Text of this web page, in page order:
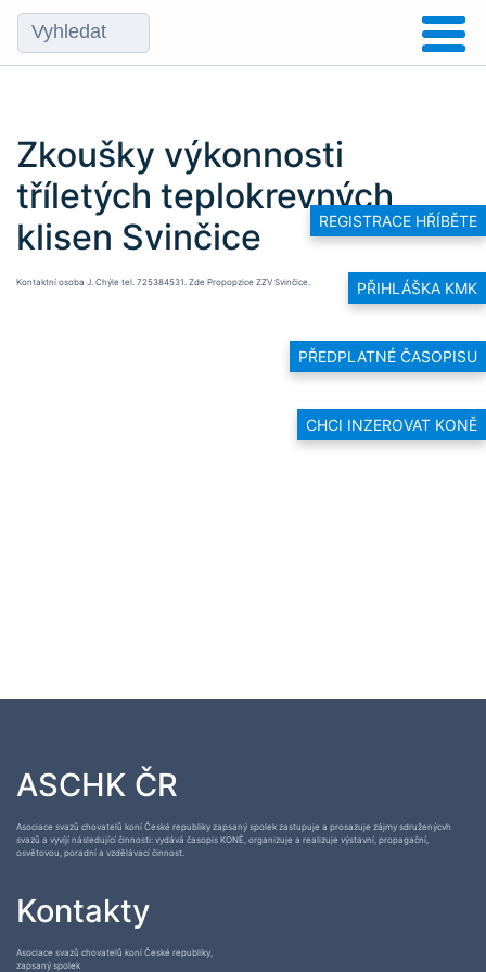
REGISTRACE HŘÍBĚTE
PŘIHLÁŠKA KMK
PŘEDPLATNÉ ČASOPISU
CHCI INZEROVAT KONĚ
Zkoušky výkonnosti
tříletých teplokrevných
klisen Svinčice
Kontaktní osoba J. Chýle tel. 725384531. Zde Propopzice ZZV Svinčice.
ASCHK ČR
Asociace svazů chovatelů koní České republiky zapsaný spolek zastupuje a prosazuje zájmy sdruženýcvh
svazů a vyvíjí následující činnosti: vydává časopis KONĚ, organizuje a realizuje výstavní, propagační,
osvětovou, poradní a vzdělávací činnost.
Kontakty
Asociace svazů chovatelů koní České republiky,
zapsaný spolek